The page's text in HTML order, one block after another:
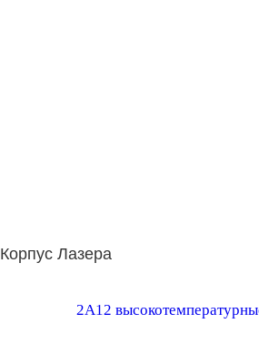
Корпус Лазера